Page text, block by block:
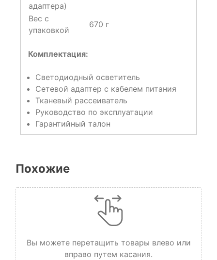
адаптера)
Вес с
упаковкой
670 г
Комплектация:
Светодиодный осветитель
Сетевой адаптер с кабелем питания
Тканевый рассеиватель
Руководство по эксплуатации
Гарантийный талон
Похожие
Вы можете перетащить товары влево или
вправо путем касания.